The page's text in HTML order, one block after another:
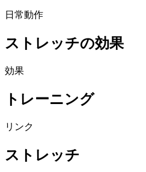
日常動作
ストレッチの効果
効果
トレーニング
リンク
ストレッチ